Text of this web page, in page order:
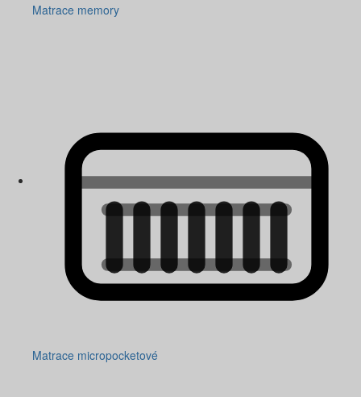
Matrace memory
Matrace micropocketové